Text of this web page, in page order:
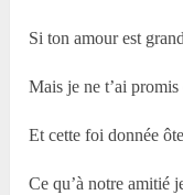
Si ton amour est
Mais je ne t’ai promis
Et cette foi donnée
Ce qu’à notre amitié